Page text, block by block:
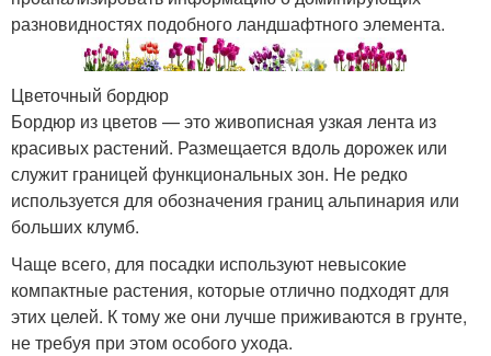
разновидностях подобного ландшафтного элемента.
Цветочный бордюр
Бордюр из цветов — это живописная узкая лента из
красивых растений. Размещается вдоль дорожек или
служит границей функциональных зон. Не редко
используется для обозначения границ альпинария или
больших клумб.
Чаще всего, для посадки используют невысокие
компактные растения, которые отлично подходят для
этих целей. К тому же они лучше приживаются в грунте,
не требуя при этом особого ухода.